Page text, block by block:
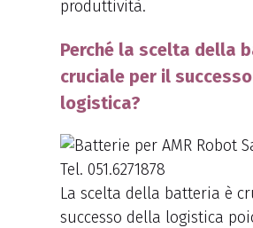
produttività.
Perché la scelta della
cruciale per il
logistica?
La scelta della batteria è
successo della logistica